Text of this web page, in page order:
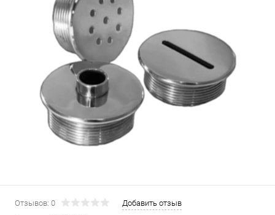
Отзывов: 0
Добавить отзыв